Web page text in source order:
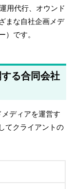
用代行、オウンド
まな自社企画メデ
）です。
る合同会社
ディアを運営す
てクライアントの